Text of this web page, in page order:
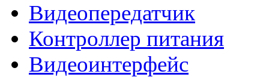
Видеопередатчик
Контроллер питания
Видеоинтерфейс